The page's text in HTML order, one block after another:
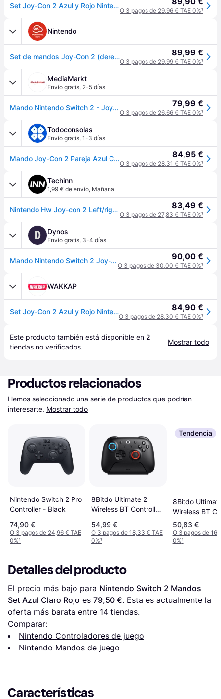
Set Joy-Con 2 Azul y Rojo Nintendo Switch 2 - Nuevo
O 3 pagos de 29,96 € TAE 0%¹
Nintendo
Set de mandos Joy-Con 2 (derecho e izquierdo) 89,99 €
O 3 pagos de 29,99 € TAE 0%¹
MediaMarkt
Envío gratis, 2-5 días
Mando Nintendo Switch 2 - Joy-Con Set, Para 2, Vibración HD Sensor de ratón, Azul y Rojo 79,99 €
O 3 pagos de 26,66 € TAE 0%¹
Todoconsolas
Envío gratis, 1-3 días
Mando Joy-Con 2 Pareja Azul Claro / Rojo Claro Switch 2 84,95 €
O 3 pagos de 28,31 € TAE 0%¹
Techinn
1,99 € de envío, Mañana
Nintendo Hw Joy-con 2 Left/right Controller Transparente 83,49 €
O 3 pagos de 27,83 € TAE 0%¹
D Dynos
Envío gratis, 3-4 días
Mando Nintendo Switch 2 Joy-Con Azul/ Rojo 90,00 €
O 3 pagos de 30,00 € TAE 0%¹
WAKKAP
Set Joy-Con 2 Azul y Rojo Nintendo Switch 2 84,90 €
O 3 pagos de 28,30 € TAE 0%¹
Este producto también está disponible en 2
tiendas no verificados.
Mostrar todo
Productos relacionados
Hemos seleccionado una serie de productos que podrían
interesarte. Mostrar todo
Nintendo Switch 2 Pro
Controller - Black
74,90 €
O 3 pagos de 24,96 € TAE
0%¹
8Bitdo Ultimate 2
Wireless BT Controller
54,99 €
O 3 pagos de 18,33 € TAE
0%¹
Tendencia
8Bitdo
Wireless BT
- White
50,83 €
O 3 pagos de
0%¹
Detalles del producto
El precio más bajo para Nintendo Switch 2 Mandos
Set Azul Claro Rojo es 79,50 €. Esta es actualmente la
oferta más barata entre 14 tiendas.
Comparar:
Nintendo Controladores de juego
Nintendo Mandos de juego
Características